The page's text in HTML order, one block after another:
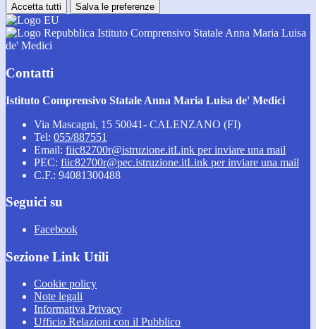
Accetta tutti Salva le preferenze
Istituto Comprensivo Statale Anna Maria Luisa
de' Medici
Contatti
Istituto Comprensivo Statale Anna Maria Luisa de' Medici
Via Mascagni, 15 50041- CALENZANO (FI)
Tel: 055/887551
Email: fiic82700r@istruzione.itLink per inviare una mail
PEC: fiic82700r@pec.istruzione.itLink per inviare una mail
C.F.: 94081300488
Seguici su
Facebook
Sezione Link Utili
Cookie policy
Note legali
Informativa Privacy
Ufficio Relazioni con il Pubblico